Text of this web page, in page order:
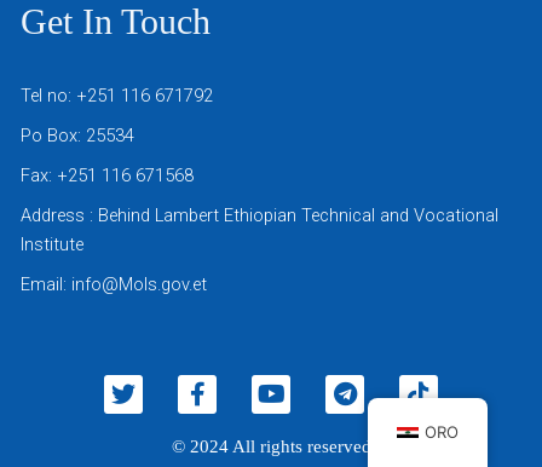
Get In Touch
Tel no: +251 116 671792
Po Box: 25534
Fax: +251 116 671568
Address : Behind Lambert Ethiopian Technical and Vocational
Institute
Email: info@Mols.gov.et
T
w
F
a
c
e
Y
o
u
t
T
e
e
T
k
© 2024 All rights reserved
ORO